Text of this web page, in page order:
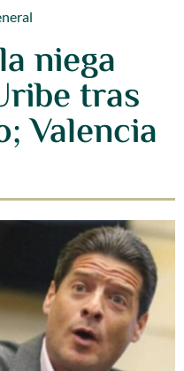
niega
tras
Valencia